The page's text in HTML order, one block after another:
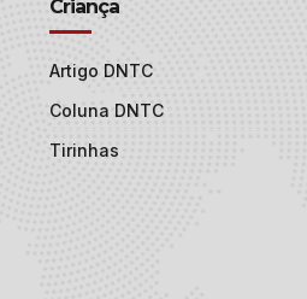
Criança
Artigo DNTC
Coluna DNTC
Tirinhas